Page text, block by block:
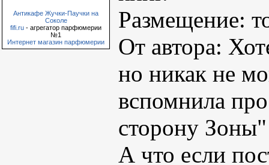
Антикафе Жучки-Паучки на
Соколе
fifi.ru - агрегатор парфюмерии
№1
Интернет магазин парфюмерии
Размещение:
От автора:
но никак не
вспомнила
сторону
А что если